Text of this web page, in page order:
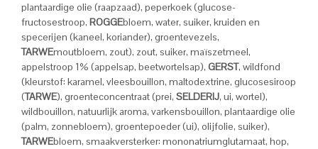
plantaardige olie (raapzaad), peperkoek (glucose-
fructosestroop, ROGGEbloem, water, suiker, kruiden en
specerijen (kaneel, koriander), groentevezels,
TARWEmoutbloem, zout), zout, suiker, maïszetmeel,
appelstroop 1% (appelsap, beetwortelsap), GERST, wildfond
(kleurstof: karamel, vleesbouillon, maltodextrine, glucosesiroop
(TARWE), groenteconcentraat (prei, SELDERIJ, ui, wortel),
wildbouillon, natuurlijk aroma, varkensbouillon, plantaardige olie
(palm, zonnebloem), groentepoeder (ui), olijfolie, suiker),
TARWEbloem, smaakversterker: mononatriumglutamaat, hop,